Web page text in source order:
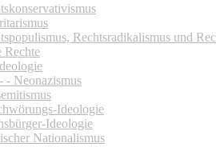
Rechtsradikalismus und
Rechte
- Neonazismus
Ideologie
Ideologie
Nationalismus